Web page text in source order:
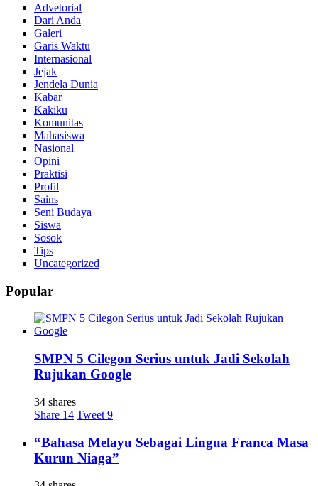
Advetorial
Dari Anda
Galeri
Garis Waktu
Internasional
Jejak
Jendela Dunia
Kabar
Kakiku
Komunitas
Mahasiswa
Nasional
Opini
Praktisi
Profil
Sains
Seni Budaya
Siswa
Sosok
Tips
Uncategorized
Popular
SMPN 5 Cilegon Serius untuk Jadi Sekolah
Rujukan Google
34 shares
Share 14 Tweet 9
“Bahasa Melayu Sebagai Lingua Franca Masa
Kurun Niaga”